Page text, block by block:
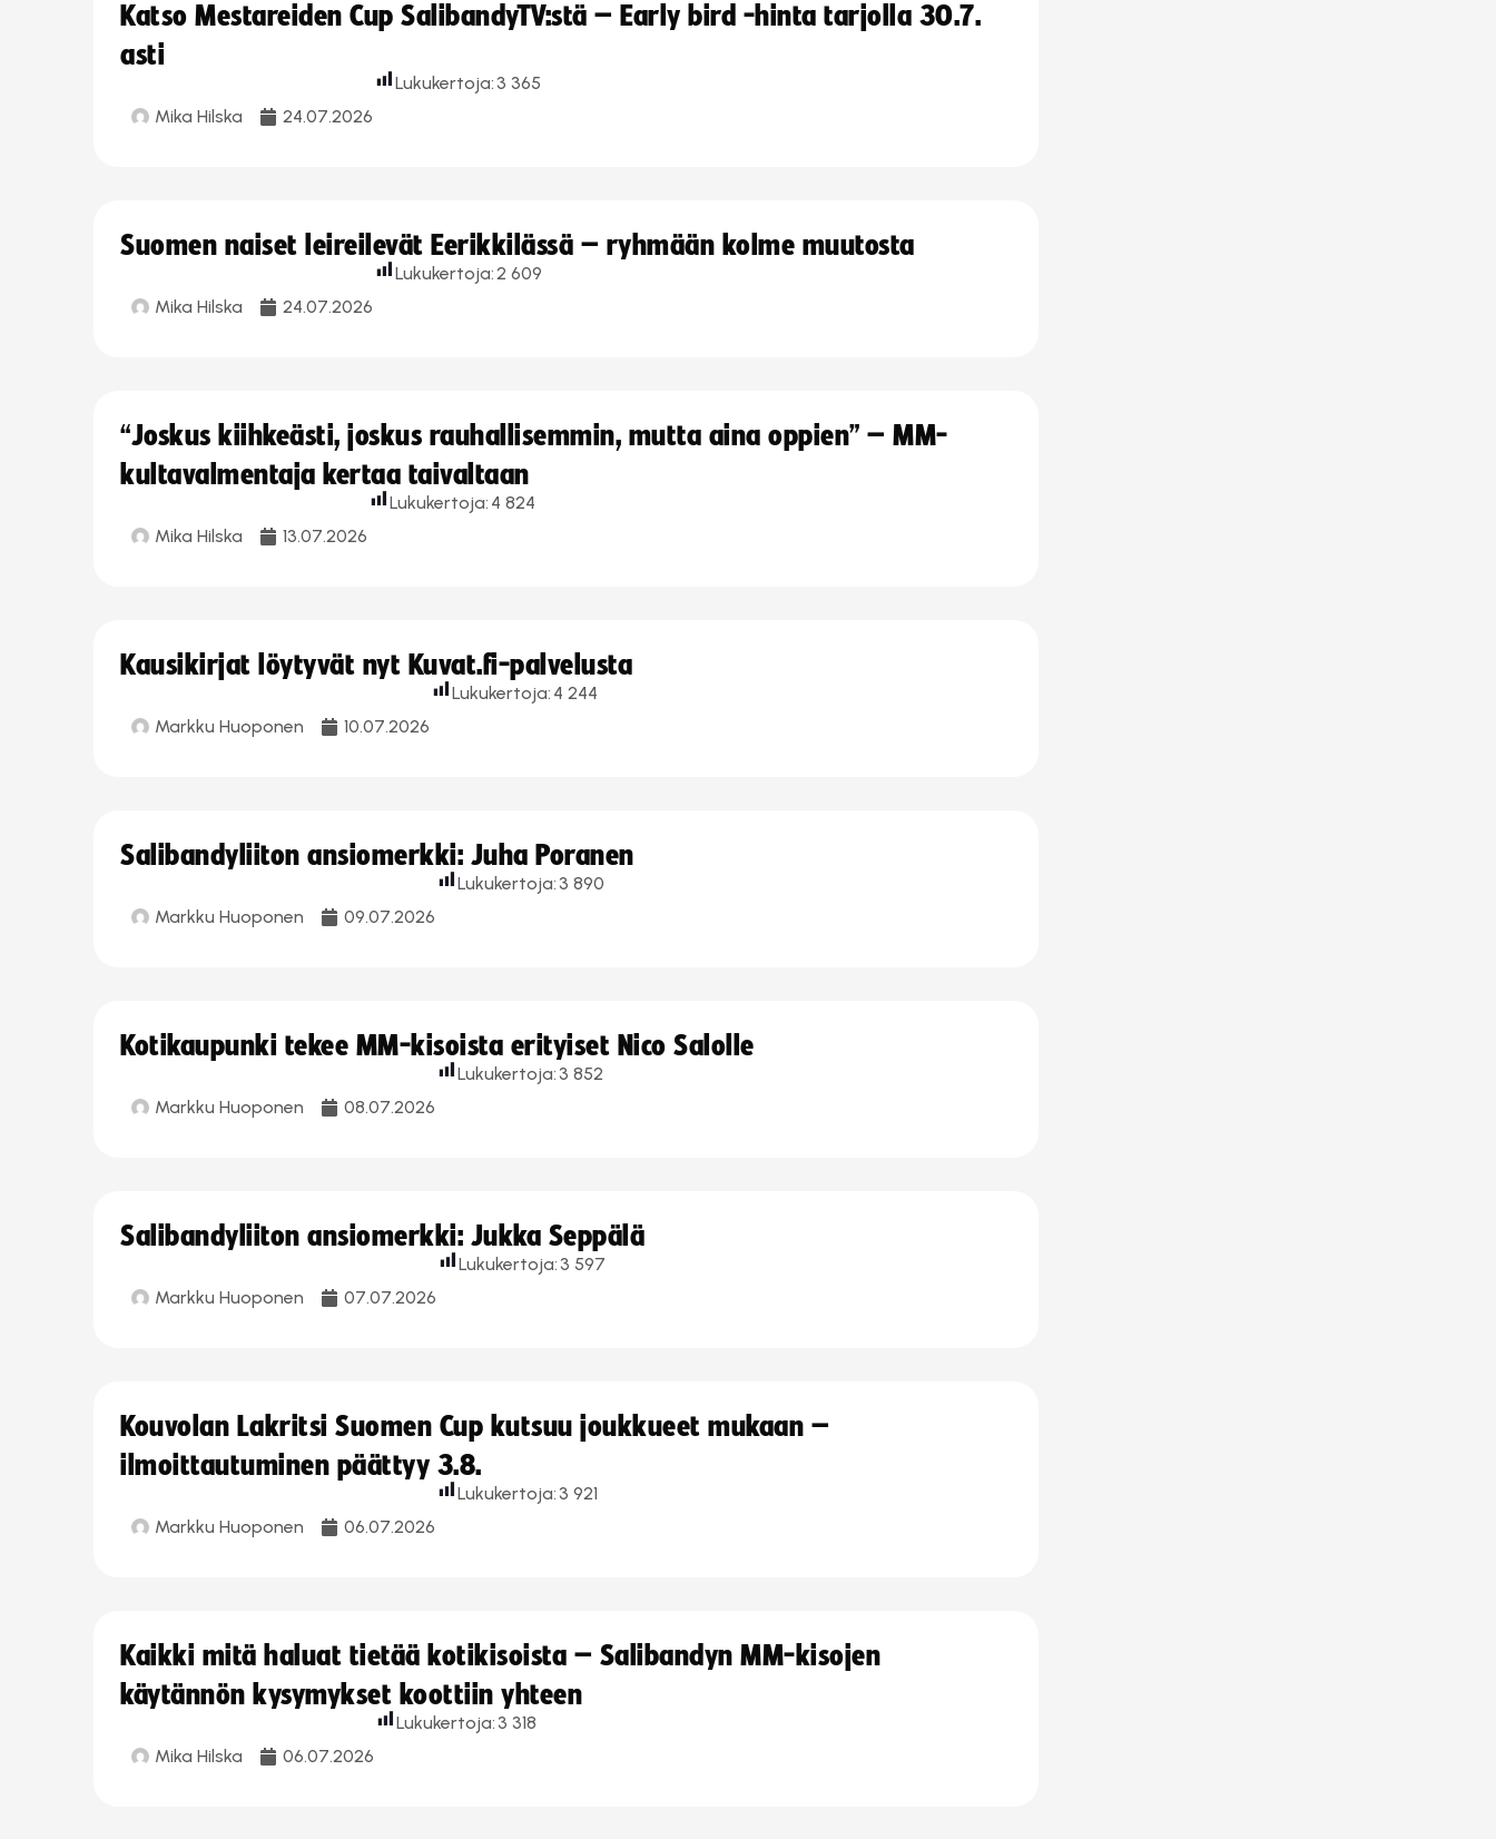
Katso Mestareiden Cup SalibandyTV:stä – Early bird -hinta tarjolla 30.7.
asti
Mika Hilska 24.07.2026
Lukukertoja: 3 365
Suomen naiset leireilevät Eerikkilässä – ryhmään kolme muutosta
Mika Hilska 24.07.2026
Lukukertoja:2 609
“Joskus kiihkeästi, joskus rauhallisemmin, mutta aina oppien” – MM-
kultavalmentaja kertaa taivaltaan
Mika Hilska 13.07.2026
Lukukertoja: 4 824
Kausikirjat löytyvät nyt Kuvat.fi-palvelusta
Markku Huoponen 10.07.2026
Lukukertoja: 4 244
Salibandyliiton ansiomerkki: Juha Poranen
Markku Huoponen 09.07.2026
Lukukertoja: 3 890
Kotikaupunki tekee MM-kisoista erityiset Nico Salolle
Markku Huoponen 08.07.2026
Lukukertoja: 3 852
Salibandyliiton ansiomerkki: Jukka Seppälä
Markku Huoponen 07.07.2026
Lukukertoja: 3 597
Kouvolan Lakritsi Suomen Cup kutsuu joukkueet mukaan –
ilmoittautuminen päättyy 3.8.
Markku Huoponen 06.07.2026
Lukukertoja: 3 921
Kaikki mitä haluat tietää kotikisoista – Salibandyn MM-kisojen
käytännön kysymykset koottiin yhteen
Mika Hilska 06.07.2026
Lukukertoja: 3 318